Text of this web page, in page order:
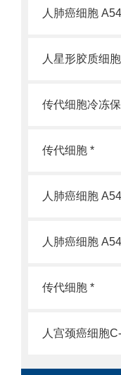
人肺癌细胞
人星形胶质细
传代细胞冷冻
传代细胞 *
人肺癌细胞
传代细胞 *